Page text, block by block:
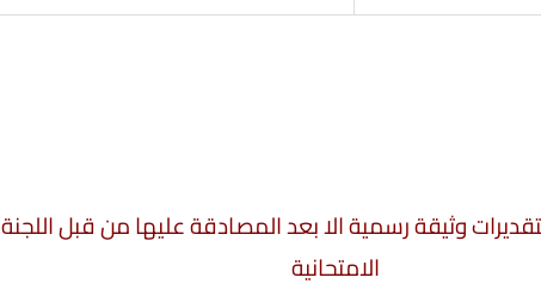
وثيقة رسمية الا بعد المصادقة عليها من قبل اللجنة
الامتحانية